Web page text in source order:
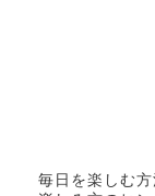
毎日を楽しむ方